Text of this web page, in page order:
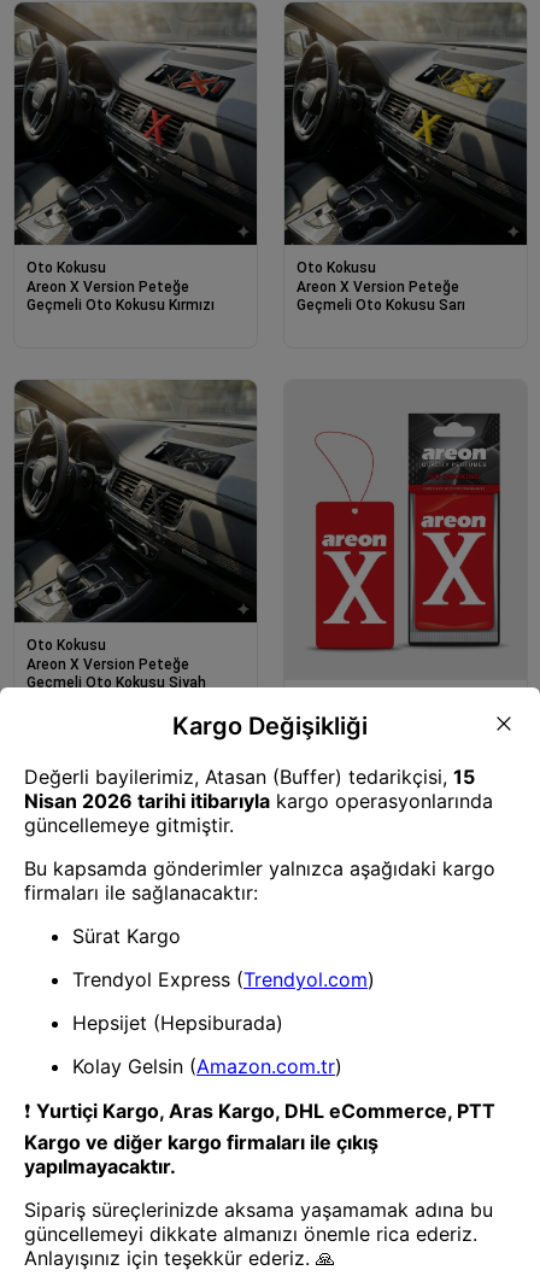
Oto Kokusu
Areon X Version Peteğe
Geçmeli Oto Kokusu Kırmızı
Oto Kokusu
Areon X Version Peteğe
Geçmeli Oto Kokusu Sarı
Oto Kokusu
Areon X Version Peteğe
Geçmeli Oto Kokusu Siyah
Areon X No Smoking Oto Araç
Kokusu Kırmızı
Oto Kokusu
Geçmeli Oto Kokusu Turuncu
1